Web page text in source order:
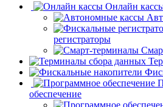
Онлайн
регистраторы
обеспечение